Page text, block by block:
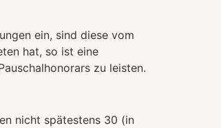
ein, sind diese vom
hat, so ist eine
zu leisten.
nicht spätestens 30 (in